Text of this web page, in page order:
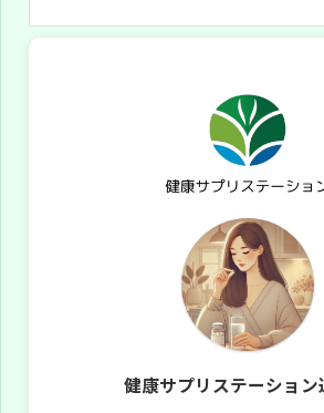
健康サプリステーション